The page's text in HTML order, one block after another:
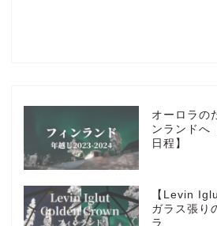
オーロラの
ンランドへ
日程】
【Levin
ガラス張り
ラ